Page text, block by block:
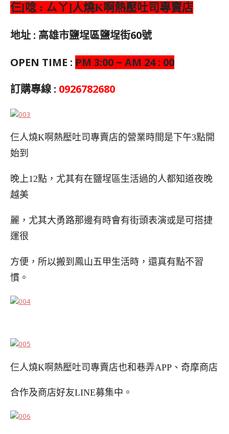
仨[唸 : ㄙㄚ]人燒K啊熱壓吐司專賣店
地址 : 高雄市鹽埕區鹽埕街60號
OPEN TIME : PM 3:00 ~ AM 24 : 00
訂購專線 : 0926782680
仨人燒K啊熱壓吐司專賣店的營業時間是下午3點開
始到
晚上12點，尤其有在鹽埕區生活過的人都知道夜晚
越美
麗，尤其大勇路那邊有時會有街頭表演或是可搭捷
運很
方便，所以搬到鳳山五甲生活時，還真有點不習
慣。
仨人燒K啊熱壓吐司專賣店也和巷弄APP、奇摩商店
合作及商店好友LINE募集中。